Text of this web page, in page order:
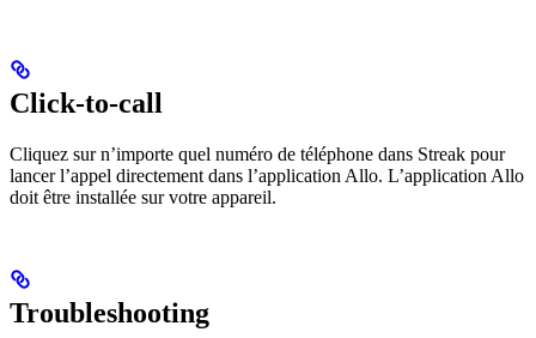
Click-to-call
Cliquez sur n’importe quel numéro de téléphone dans Streak pour
lancer l’appel directement dans l’application Allo. L’application Allo
doit être installée sur votre appareil.
Troubleshooting